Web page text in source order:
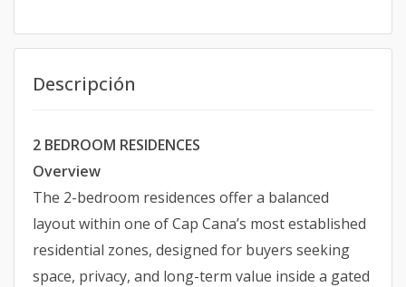
Descripción
2 BEDROOM RESIDENCES
Overview
The 2-bedroom residences offer a balanced
layout within one of Cap Cana’s most established
residential zones, designed for buyers seeking
space, privacy, and long-term value inside a gated